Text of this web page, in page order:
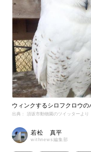
ウィンクするシロフクロウの
出典： 須坂市動物園のツイッターより
若松 真平
withnews編集部